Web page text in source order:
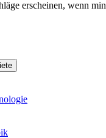
erscheinen, wenn